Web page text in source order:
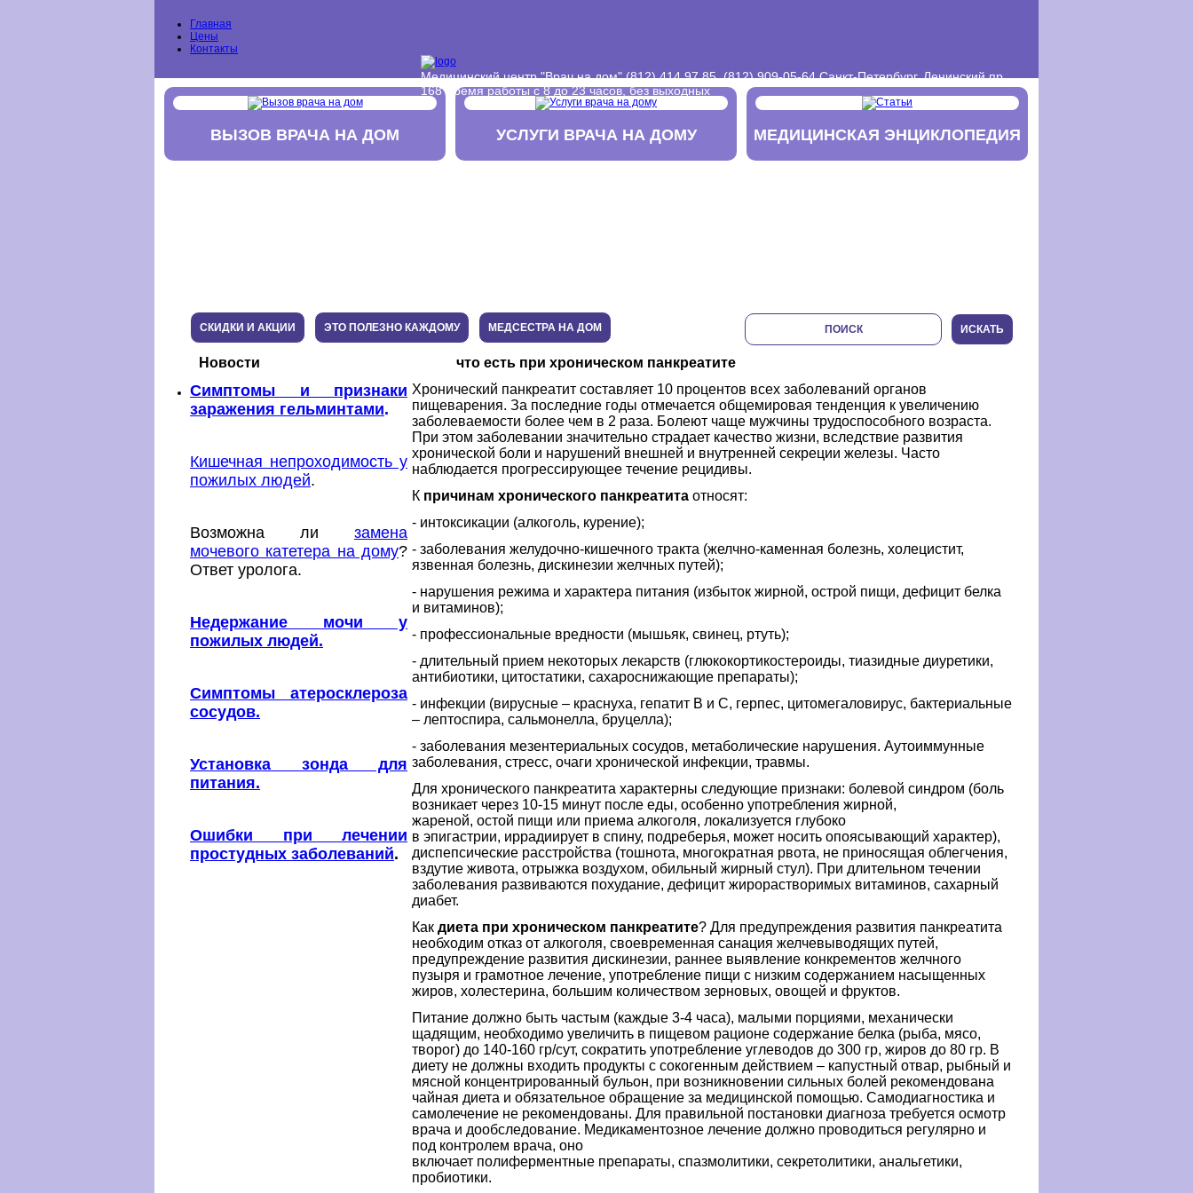
Главная
Цены
Контакты
Медицинский центр "Врач на дом" (812) 414 97 85, (812) 909-05-64 Санкт-Петербург, Ленинский пр.,
168 Время работы с 8 до 23 часов, без выходных
ВЫЗОВ ВРАЧА НА ДОМ УСЛУГИ ВРАЧА НА ДОМУ МЕДИЦИНСКАЯ ЭНЦИКЛОПЕДИЯ
СКИДКИ И АКЦИИ ЭТО ПОЛЕЗНО КАЖДОМУ МЕДСЕСТРА НА ДОМ
Новости
Симптомы и признаки
заражения гельминтами.
Кишечная непроходимость у
пожилых людей.
Возможна ли замена
мочевого катетера на дому?
Ответ уролога.
Недержание мочи у
пожилых людей.
Симптомы атеросклероза
сосудов.
Установка зонда для
питания.
Ошибки при лечении
простудных заболеваний.
что есть при хроническом панкреатите
Хронический панкреатит составляет 10 процентов всех заболеваний органов
пищеварения. За последние годы отмечается общемировая тенденция к увеличению
заболеваемости более чем в 2 раза. Болеют чаще мужчины трудоспособного возраста.
При этом заболевании значительно страдает качество жизни, вследствие развития
хронической боли и нарушений внешней и внутренней секреции железы. Часто
наблюдается прогрессирующее течение рецидивы.
К причинам хронического панкреатита относят:
- интоксикации (алкоголь, курение);
- заболевания желудочно-кишечного тракта (желчно-каменная болезнь, холецистит,
язвенная болезнь, дискинезии желчных путей);
- нарушения режима и характера питания (избыток жирной, острой пищи, дефицит белка
и витаминов);
- профессиональные вредности (мышьяк, свинец, ртуть);
- длительный прием некоторых лекарств (глюкокортикостероиды, тиазидные диуретики,
антибиотики, цитостатики, сахароснижающие препараты);
- инфекции (вирусные – краснуха, гепатит В и С, герпес, цитомегаловирус, бактериальные
– лептоспира, сальмонелла, бруцелла);
- заболевания мезентериальных сосудов, метаболические нарушения. Аутоиммунные
заболевания, стресс, очаги хронической инфекции, травмы.
Для хронического панкреатита характерны следующие признаки: болевой синдром (боль
возникает через 10-15 минут после еды, особенно употребления жирной,
жареной, остой пищи или приема алкоголя, локализуется глубоко
в эпигастрии, иррадиирует в спину, подреберья, может носить опоясывающий характер),
диспепсические расстройства (тошнота, многократная рвота, не приносящая облегчения,
вздутие живота, отрыжка воздухом, обильный жирный стул). При длительном течении
заболевания развиваются похудание, дефицит жирорастворимых витаминов, сахарный
диабет.
Как диета при хроническом панкреатите? Для предупреждения развития панкреатита
необходим отказ от алкоголя, своевременная санация желчевыводящих путей,
предупреждение развития дискинезии, раннее выявление конкрементов желчного
пузыря и грамотное лечение, употребление пищи с низким содержанием насыщенных
жиров, холестерина, большим количеством зерновых, овощей и фруктов.
Питание должно быть частым (каждые 3-4 часа), малыми порциями, механически
щадящим, необходимо увеличить в пищевом рационе содержание белка (рыба, мясо,
творог) до 140-160 гр/сут, сократить употребление углеводов до 300 гр, жиров до 80 гр. В
диету не должны входить продукты с сокогенным действием – капустный отвар, рыбный и
мясной концентрированный бульон, при возникновении сильных болей рекомендована
чайная диета и обязательное обращение за медицинской помощью. Самодиагностика и
самолечение не рекомендованы. Для правильной постановки диагноза требуется осмотр
врача и дообследование. Медикаментозное лечение должно проводиться регулярно и
под контролем врача, оно
включает полиферментные препараты, спазмолитики, секретолитики, анальгетики,
пробиотики.